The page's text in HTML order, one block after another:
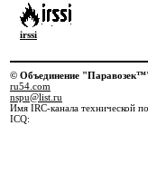
irssi
© Объединение
ru54.com
nspu@list.ru
Имя IRC-канала технической
ICQ: